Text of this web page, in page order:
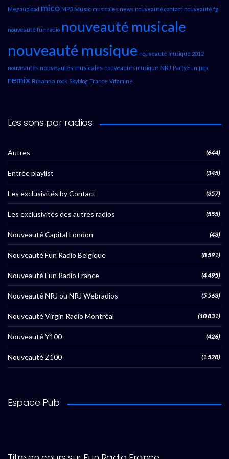
Megaupload mico MP3 Music musicales news nouveauté contact nouveauté fg
nouveauté fun radio nouveauté musicale
nouveauté musique nouveauté musique 2012
nouveautés nouveautés musicales nouveautés musique NRJ Party Fun pop
remix Rihanna rock Skyblog Trance Vitamine
Les sons par radios
Autres (644)
Entrée playlist (345)
Les exclusivités by Contact (357)
Les exclusivités des autres radios (555)
Nouveauté Capital London (43)
Nouveauté Fun Radio Belgique (8 591)
Nouveauté Fun Radio France (4 495)
Nouveauté NRJ ou NRJ Webradios (5 563)
Nouveauté Virgin Radio Montréal (10 831)
Nouveauté Y100 (426)
Nouveauté Z100 (1 528)
Espace Pub